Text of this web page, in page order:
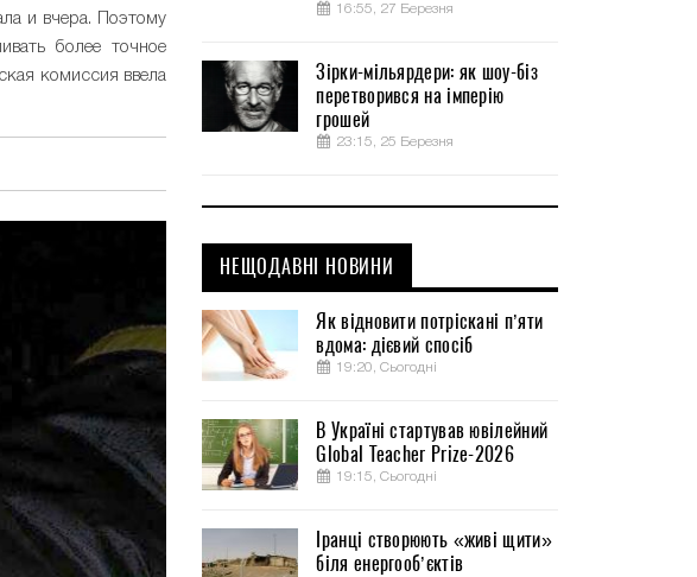
и вчера. Поэтому
более точное
комиссия ввела
16:55, 27 Березня
Зірки-мільярдери: як шоу-біз
перетворився на імперію
грошей
23:15, 25 Березня
НЕЩОДАВНІ НОВИНИ
Як відновити потріскані п’яти
вдома: дієвий спосіб
19:20, Сьогодні
В Україні стартував ювілейний
Global Teacher Prize-2026
19:15, Сьогодні
Іранці створюють «живі щити»
біля енергооб’єктів